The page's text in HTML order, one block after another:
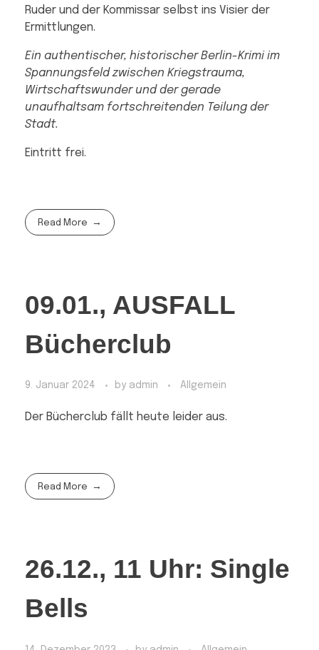
Ruder und der Kommissar selbst ins Visier der
Ermittlungen.
Ein authentischer, historischer Berlin-Krimi im
Spannungsfeld zwischen Kriegstrauma,
Wirtschaftswunder und der gerade
unaufhaltsam fortschreitenden Teilung der
Stadt.
Eintritt frei.
Read More
09.01., AUSFALL
Bücherclub
9. Januar 2024 by admin Allgemein
Der Bücherclub fällt heute leider aus.
Read More
26.12., 11 Uhr: Single
Bells